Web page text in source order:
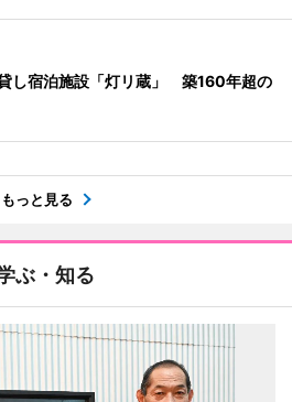
し宿泊施設「灯リ蔵」 築160年超の
もっと見る
ぶ・知る